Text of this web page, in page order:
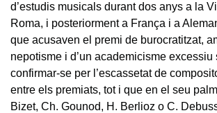
d’estudis musicals durant dos anys a la
Roma, i posteriorment a França i a
que acusaven el premi de burocratitzat,
nepotisme i d’un academicisme excessiu
confirmar-se per l’escassetat de
entre els premiats, tot i que en el seu
Bizet, Ch. Gounod, H. Berlioz o C.